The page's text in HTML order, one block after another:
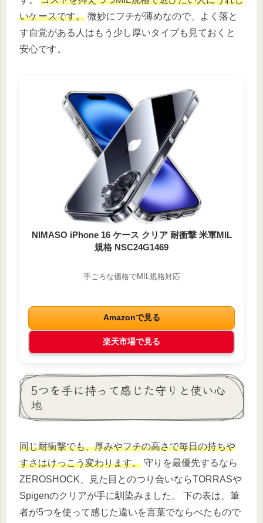
いケースです。 微妙にフチが薄めなので、よく落と
す自覚がある人はもう少し厚いタイプも見ておくと
安心です。
NIMASO iPhone 16 ケース クリア 耐衝撃 米軍MIL
規格 NSC24G1469
手ごろな価格でMIL規格対応
Amazonで見る
楽天市場で見る
5つを手に持って感じた守りと使い心
地
同じ耐衝撃でも、厚みやフチの高さで毎日の持ちや
すさはけっこう変わります。 守りを最優先するなら
ZEROSHOCK、見た目とのつり合いならTORRASや
Spigenのクリアが手に馴染みました。 下の表は、筆
者が5つを使って感じた違いを言葉でならべたもので